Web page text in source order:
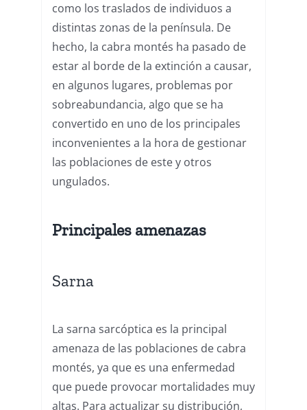
como los traslados de individuos a
distintas zonas de la península. De
hecho, la cabra montés ha pasado de
estar al borde de la extinción a causar,
en algunos lugares, problemas por
sobreabundancia, algo que se ha
convertido en uno de los principales
inconvenientes a la hora de gestionar
las poblaciones de este y otros
ungulados.
Principales amenazas
Sarna
La sarna sarcóptica es la principal
amenaza de las poblaciones de cabra
montés, ya que es una enfermedad
que puede provocar mortalidades muy
altas. Para actualizar su distribución,